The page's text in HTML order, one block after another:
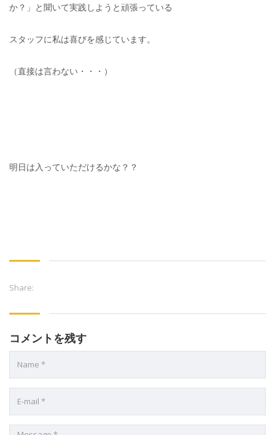
か？」と聞いて実践しようと頑張っている
スタッフに私は喜びを感じています。
（直接は言わない・・・）
明日は入っていただけるかな？？
Share:
コメントを残す